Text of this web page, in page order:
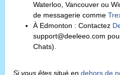
Waterloo, Vancouver ou
de messagerie comme
À Edmonton : Contactez
support@deeleeo.com
Chats).
Si vous êtes situé en dehors de